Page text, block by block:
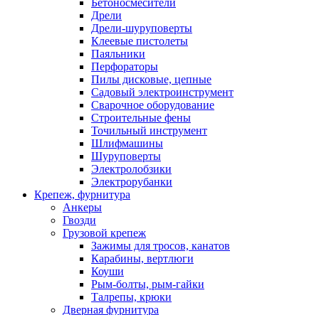
Дрели
Дрели-шуруповерты
Клеевые пистолеты
Паяльники
Перфораторы
Пилы дисковые, цепные
Садовый электроинструмент
Сварочное оборудование
Строительные фены
Точильный инструмент
Шлифмашины
Шуруповерты
Электролобзики
Электрорубанки
Крепеж, фурнитура
Анкеры
Гвозди
Грузовой крепеж
Зажимы для тросов, канатов
Карабины, вертлюги
Коуши
Рым-болты, рым-гайки
Талрепы, крюки
Дверная фурнитура